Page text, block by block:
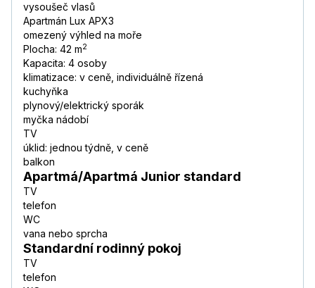
vysoušeč vlasů
Apartmán Lux APX3
omezený výhled na moře
Plocha: 42 m2
Kapacita: 4 osoby
klimatizace: v ceně, individuálně řízená
kuchyňka
plynový/elektrický sporák
myčka nádobí
TV
úklid: jednou týdně, v ceně
balkon
Apartmá/Apartmá Junior standard
TV
telefon
WC
vana nebo sprcha
Standardní rodinný pokoj
TV
telefon